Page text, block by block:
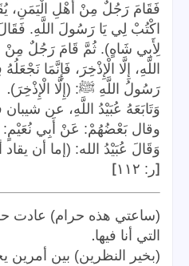
فَقَامَ رَجُلٌ مِنْ أَهْلِ الْيَمَنِ،
اكْتُبْ لِي يَا رَسُولَ اللَّهِ.
لِأَبِي شَاهٍ). ثُمَّ قَامَ رَجُلٌ
اللَّهِ، إِلَّا الْإِذْخِرَ، فَإِنَّمَا
رَسُولُ اللَّهِ ﷺ: (إِلَّا الْإِذْخِرَ).
وَتَابَعَهُ عُبَيْدُ اللَّهِ، عن
وقال بَعْضُهُمْ: عَنْ أَبِي نُعَيْمٍ:
وَقَالَ عُبَيْدُ الله: (إما أن
[ر: ١١٢ ]
(ساعتي هذه حرام) عادت
التي أنا فيها.
(بخير النظرين) بين أمرين